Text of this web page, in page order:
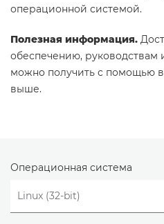
операционной системой.
Полезная информация.
обеспечению, руководствам
можно получить с помощью
выше.
Операционная система